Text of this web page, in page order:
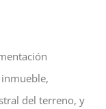
del terreno, y